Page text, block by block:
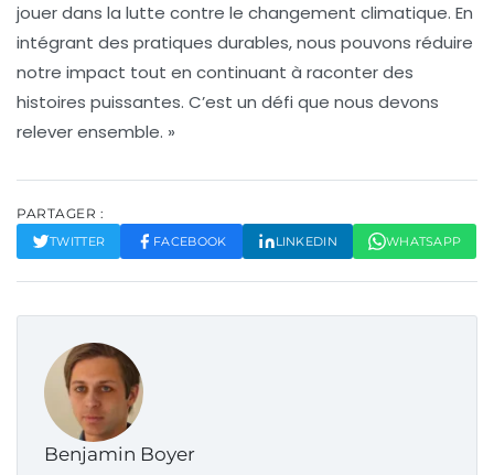
jouer dans la lutte contre le changement climatique. En
intégrant des pratiques durables, nous pouvons réduire
notre impact tout en continuant à raconter des
histoires puissantes. C’est un défi que nous devons
relever ensemble. »
PARTAGER :
TWITTER FACEBOOK LINKEDIN WHATSAPP
Benjamin Boyer